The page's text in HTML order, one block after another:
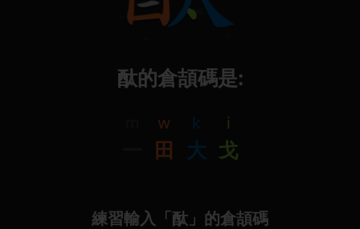
酞的倉頡碼是:
w
田
k
大
i
戈
練習輸入「酞」的倉頡碼